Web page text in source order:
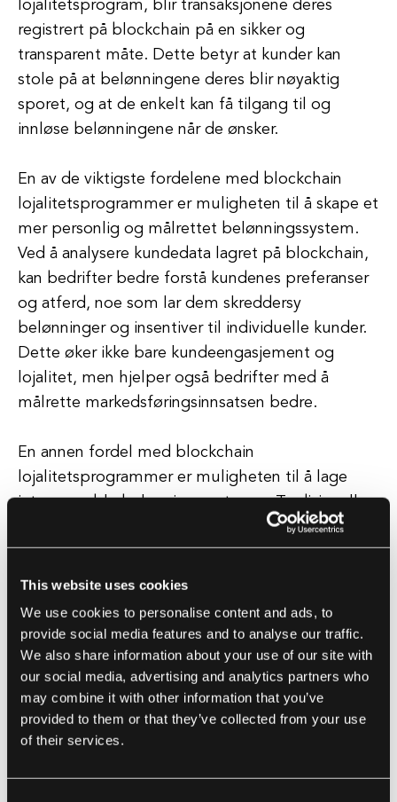
This website uses cookies
We use cookies to personalise content and ads, to
provide social media features and to analyse our traffic.
We also share information about your use of our site with
our social media, advertising and analytics partners who
may combine it with other information that you’ve
provided to them or that they’ve collected from your use
of their services.
lojalitetsprogram, blir transaksjonene deres
registrert på blockchain på en sikker og
transparent måte. Dette betyr at kunder kan
stole på at belønningene deres blir nøyaktig
sporet, og at de enkelt kan få tilgang til og
innløse belønningene når de ønsker.
En av de viktigste fordelene med blockchain
lojalitetsprogrammer er muligheten til å skape et
mer personlig og målrettet belønningssystem.
Ved å analysere kundedata lagret på blockchain,
kan bedrifter bedre forstå kundenes preferanser
og atferd, noe som lar dem skreddersy
belønninger og insentiver til individuelle kunder.
Dette øker ikke bare kundeengasjement og
lojalitet, men hjelper også bedrifter med å
målrette markedsføringsinnsatsen bedre.
En annen fordel med blockchain
lojalitetsprogrammer er muligheten til å lage
interoperable belønningssystemer. Tradisjonelle
lojalitetsprogrammer er ofte begrenset til en
enkelt bedrift eller merke, noe som gjør det
vanskelig for kunder å konsolidere og innløse
Med blockchain-teknologi kan kundene tjene og
innløse belønninger på tvers av et nettverk av
deltakende bedrifter, noe som skaper en sømløs
og enhetlig lojalitetsopplevelse.
Blockchain lojalitetsprogrammer tilbyr også økt
sikkerhet og personvern for både bedrifter og